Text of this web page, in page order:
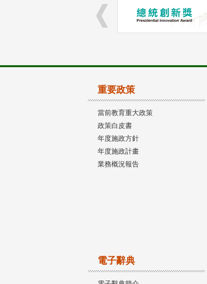
重要政策
當前教育重大政策
政策白皮書
年度施政方針
年度施政計畫
業務概況報告
電子辭典